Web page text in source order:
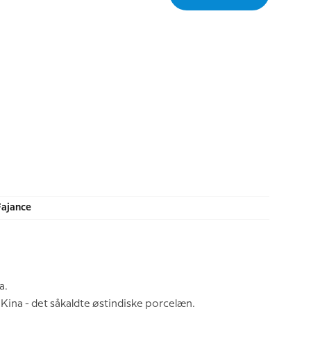
- det såkaldte østindiske porcelæn.